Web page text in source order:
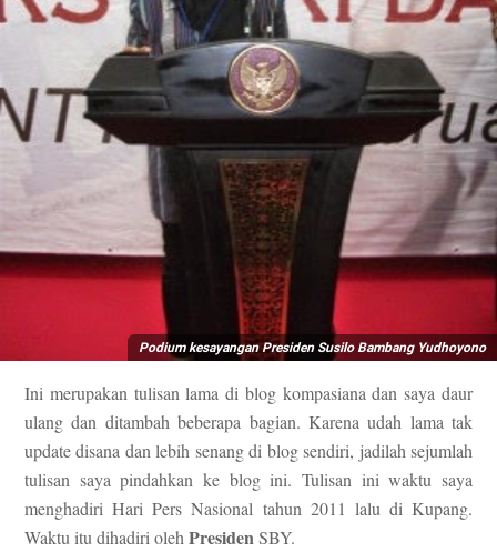
Podium kesayangan Presiden Susilo Bambang Yudhoyono
Ini merupakan tulisan lama di blog kompasiana dan saya daur
ulang dan ditambah beberapa bagian. Karena udah lama tak
update disana dan lebih senang di blog sendiri, jadilah sejumlah
tulisan saya pindahkan ke blog ini. Tulisan ini waktu saya
menghadiri Hari Pers Nasional tahun 2011 lalu di Kupang.
Waktu itu dihadiri oleh PresidenSBY.